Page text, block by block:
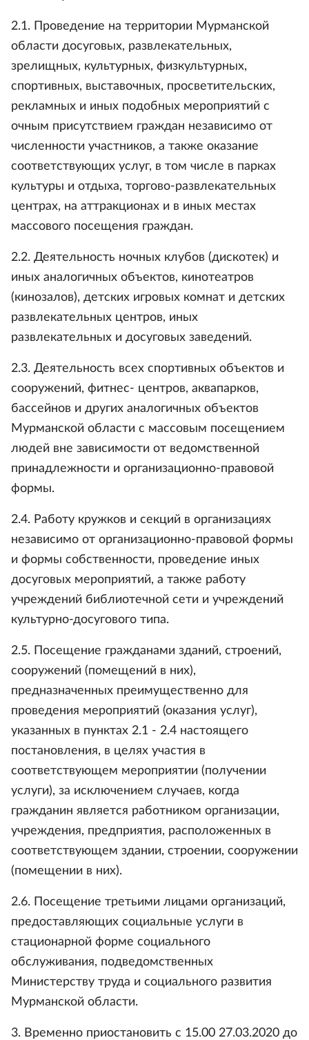
2.1. Проведение на территории Мурманской
области досуговых, развлекательных,
зрелищных, культурных, физкультурных,
спортивных, выставочных, просветительских,
рекламных и иных подобных мероприятий с
очным присутствием граждан независимо от
численности участников, а также оказание
соответствующих услуг, в том числе в парках
культуры и отдыха, торгово-развлекательных
центрах, на аттракционах и в иных местах
массового посещения граждан.
2.2. Деятельность ночных клубов (дискотек) и
иных аналогичных объектов, кинотеатров
(кинозалов), детских игровых комнат и детских
развлекательных центров, иных
развлекательных и досуговых заведений.
2.3. Деятельность всех спортивных объектов и
сооружений, фитнес- центров, аквапарков,
бассейнов и других аналогичных объектов
Мурманской области с массовым посещением
людей вне зависимости от ведомственной
принадлежности и организационно-правовой
формы.
2.4. Работу кружков и секций в организациях
независимо от организационно-правовой формы
и формы собственности, проведение иных
досуговых мероприятий, а также работу
учреждений библиотечной сети и учреждений
культурно-досугового типа.
2.5. Посещение гражданами зданий, строений,
сооружений (помещений в них),
предназначенных преимущественно для
проведения мероприятий (оказания услуг),
указанных в пунктах 2.1 - 2.4 настоящего
постановления, в целях участия в
соответствующем мероприятии (получении
услуги), за исключением случаев, когда
гражданин является работником организации,
учреждения, предприятия, расположенных в
соответствующем здании, строении, сооружении
(помещении в них).
2.6. Посещение третьими лицами организаций,
предоставляющих социальные услуги в
стационарной форме социального
обслуживания, подведомственных
Министерству труда и социального развития
Мурманской области.
3. Временно приостановить с 15.00 27.03.2020 до